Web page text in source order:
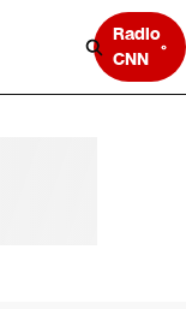
Radio
CNN